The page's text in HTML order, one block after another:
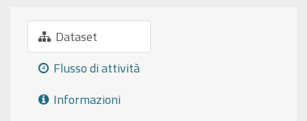
Dataset
Flusso di attività
Informazioni